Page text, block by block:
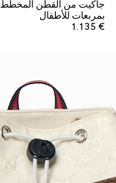
جاكيت من القطن المخطط
بمربعات للأطفال
€ 1.135